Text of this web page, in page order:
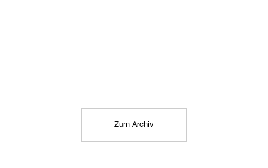
Zum Archiv